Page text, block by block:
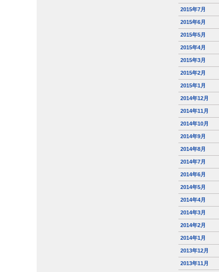
2015年7月
2015年6月
2015年5月
2015年4月
2015年3月
2015年2月
2015年1月
2014年12月
2014年11月
2014年10月
2014年9月
2014年8月
2014年7月
2014年6月
2014年5月
2014年4月
2014年3月
2014年2月
2014年1月
2013年12月
2013年11月